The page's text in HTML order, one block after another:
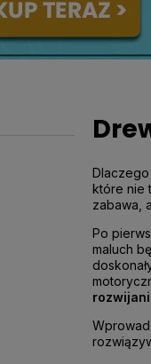
które nie
zabawa,
Po
maluch